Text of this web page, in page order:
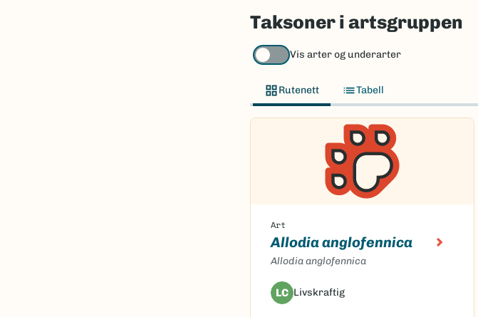
Taksoner i artsgruppen
Vis arter og underarter
Rutenett Tabell
Art
Allodia anglofennica
Allodia anglofennica
LC Livskraftig